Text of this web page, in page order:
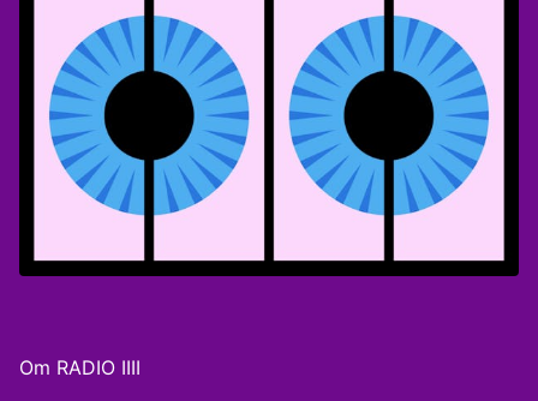
Om RADIO IIII